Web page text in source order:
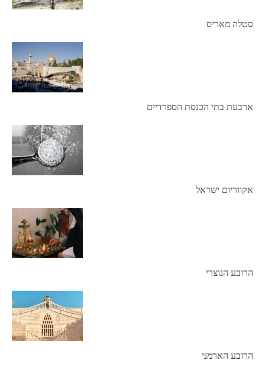
סטלה מאריס
ארבעת בתי הכנסת הספרדיים
אקווריום ישראל
הרובע הנוצרי
הרובע הארמני